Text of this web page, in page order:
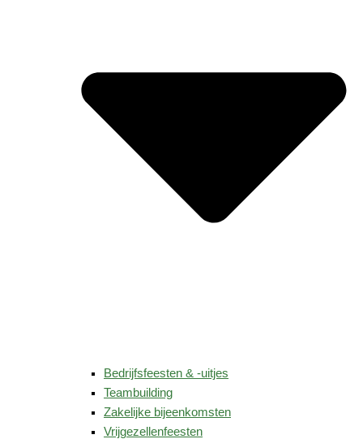
Bedrijfsfeesten & -uitjes
Teambuilding
Zakelijke bijeenkomsten
Vrijgezellenfeesten